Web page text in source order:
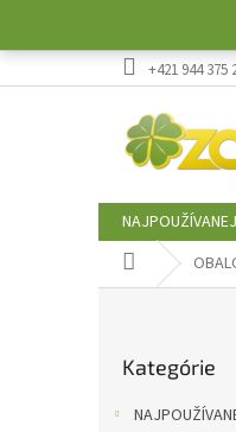
obsah
+421 944 375
Domov
kategórie
Kategórie